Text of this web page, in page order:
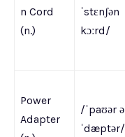
n Cord
(n.)
ˈstɛnʃən
kɔːrd/
Power
Adapter
/ˈpaʊər ə
ˈdæptər/